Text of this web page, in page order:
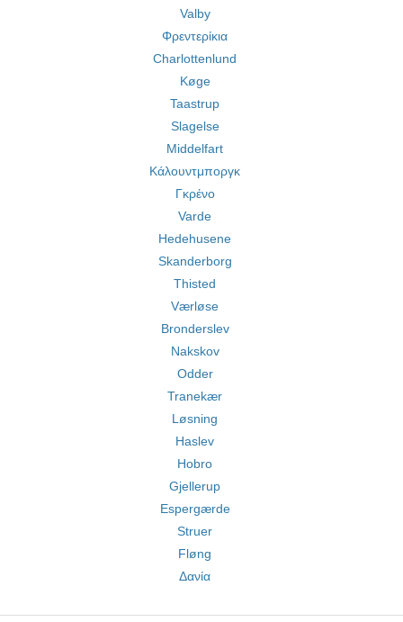
Valby
Φρεντερίκια
Charlottenlund
Køge
Taastrup
Slagelse
Middelfart
Κάλουντμποργκ
Γκρένο
Varde
Hedehusene
Skanderborg
Thisted
Værløse
Bronderslev
Nakskov
Odder
Tranekær
Løsning
Haslev
Hobro
Gjellerup
Espergærde
Struer
Fløng
Δανία